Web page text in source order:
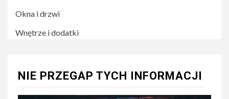
Okna i drzwi
Wnętrze i dodatki
NIE PRZEGAP TYCH INFORMACJI